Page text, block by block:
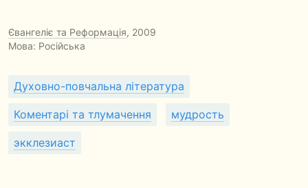
Євангеліє та Реформація, 2009
Мова: Російська
Духовно-повчальна література
Коментарі та тлумачення мудрость
экклезиаст